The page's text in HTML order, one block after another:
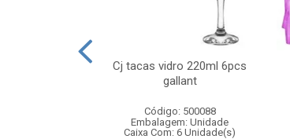
Cj tacas vidro 220ml 6pcs
gallant
Código: 500088
Embalagem: Unidade
Caixa Com: 6 Unidade(s)